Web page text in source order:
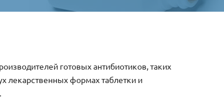
готовых антибиотиков, таких
лекарственных формах таблетки и